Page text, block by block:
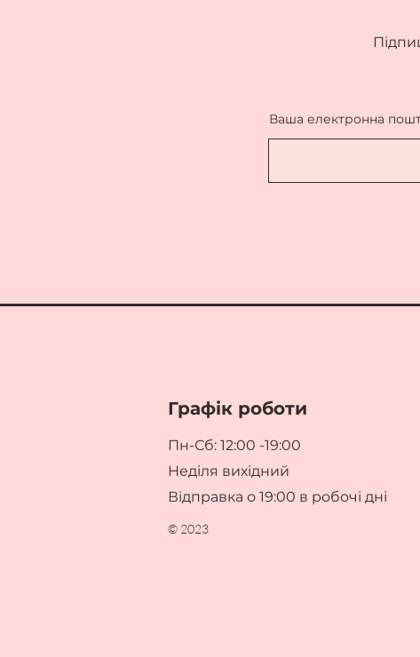
Ваша електронна
Графік роботи
Пн-Сб: 12:00 -19:00
Неділя вихідний
Відправка о 19:00 в робочі дні
© 2023